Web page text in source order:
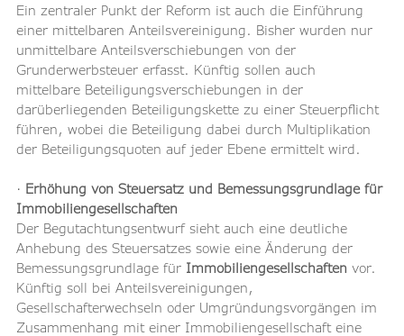
Ein zentraler Punkt der Reform ist auch die Einführung
einer mittelbaren Anteilsvereinigung. Bisher wurden nur
unmittelbare Anteilsverschiebungen von der
Grunderwerbsteuer erfasst. Künftig sollen auch
mittelbare Beteiligungsverschiebungen in der
darüberliegenden Beteiligungskette zu einer Steuerpflicht
führen, wobei die Beteiligung dabei durch Multiplikation
der Beteiligungsquoten auf jeder Ebene ermittelt wird.
· Erhöhung von Steuersatz und Bemessungsgrundlage für
Immobiliengesellschaften
Der Begutachtungsentwurf sieht auch eine deutliche
Anhebung des Steuersatzes sowie eine Änderung der
Bemessungsgrundlage für Immobiliengesellschaften vor.
Künftig soll bei Anteilsvereinigungen,
Gesellschafterwechseln oder Umgründungsvorgängen im
Zusammenhang mit einer Immobiliengesellschaft eine